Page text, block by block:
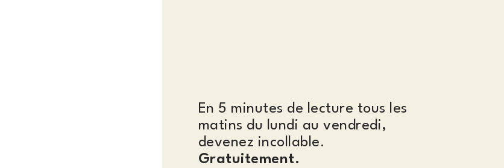
En 5 minutes de lecture tous les
matins du lundi au vendredi,
devenez incollable.
Gratuitement.